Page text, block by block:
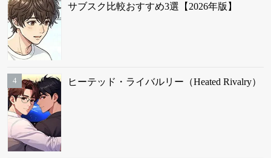
サブスク比較おすすめ3選【2026年版】
ヒーテッド・ライバルリー（Heated Rivalry）